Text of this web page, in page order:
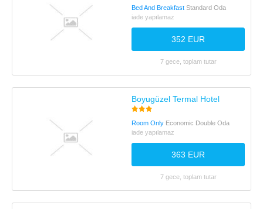
Bed And Breakfast Standard Oda
iade yapılamaz
352 EUR
7 gece, toplam tutar
Boyugüzel Termal Hotel
Room Only Economic Double Oda
iade yapılamaz
363 EUR
7 gece, toplam tutar